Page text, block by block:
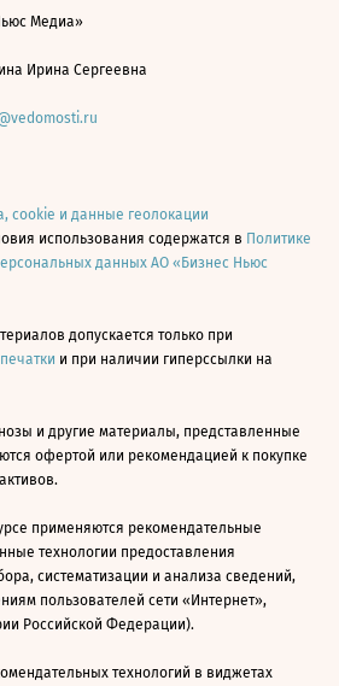
Медиа»
Ирина Сергеевна
cookie и данные геолокации
использования содержатся в Политике
данных АО «Бизнес Ньюс
допускается только при
и при наличии гиперссылки на
и другие материалы, представленные
офертой или рекомендацией к покупке
применяются рекомендательные
технологии предоставления
систематизации и анализа сведений,
пользователей сети «Интернет»,
Российской Федерации).
технологий в виджетах